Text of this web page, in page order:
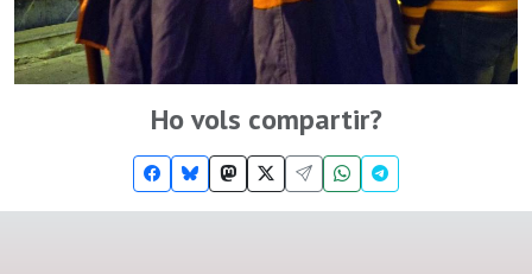
Ho vols compartir?